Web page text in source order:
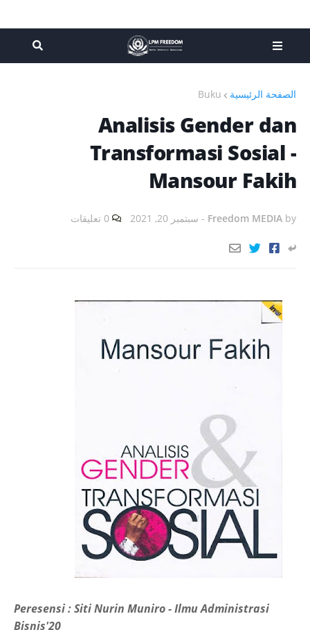
الصفحة الرئيسية Buku
Analisis Gender dan
Transformasi Sosial -
Mansour Fakih
by
Freedom MEDIA
- سبتمبر 20, 2021 0 تعليقات
Peresensi : Siti Nurin Muniro - Ilmu Administrasi
Bisnis'20